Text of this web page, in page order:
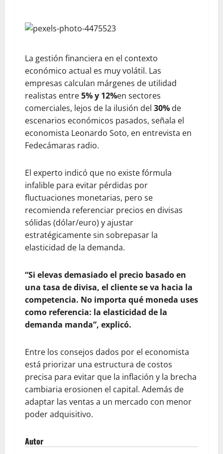
La gestión financiera en el contexto
económico actual es muy volátil. Las
empresas calculan márgenes de utilidad
realistas entre5%y 12%en sectores
comerciales, lejos de la ilusión del 30% de
escenarios económicos pasados, señala el
economista Leonardo Soto, en entrevista en
Fedecámaras radio.
El experto indicó que no existe fórmula
infalible para evitar pérdidas por
fluctuaciones monetarias, pero se
recomienda referenciar precios en divisas
sólidas (dólar/euro) y ajustar
estratégicamente sin sobrepasar la
elasticidad de la demanda.
“Si elevas demasiado el precio basado en
una tasa de divisa, el cliente se va hacia la
competencia. No importa qué moneda uses
como referencia: la elasticidad de la
demanda manda”, explicó.
Entre los consejos dados por el economista
está priorizar una estructura de costos
precisa para evitar que la inflación y la brecha
cambiaria erosionen el capital. Además de
adaptar las ventas a un mercado con menor
poder adquisitivo.
Autor